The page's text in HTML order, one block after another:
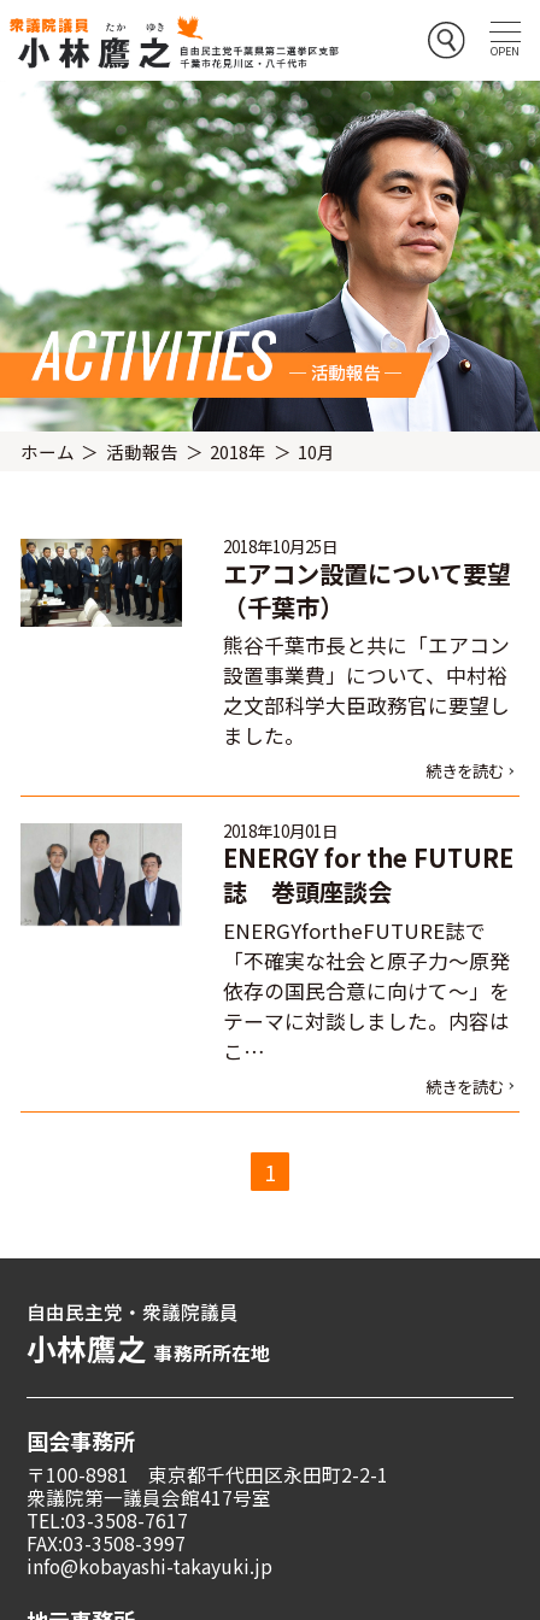
ホーム 活動報告 2018年 10月
2018年10月25日
エアコン設置について要望
（千葉市）
熊谷千葉市長と共に「エアコン
設置事業費」について、中村裕
之文部科学大臣政務官に要望し
ました。
続きを読む
2018年10月01日
ENERGY for the FUTURE
誌 巻頭座談会
ENERGYfortheFUTURE誌で
「不確実な社会と原子力～原発
依存の国民合意に向けて～」を
テーマに対談しました。内容は
こ…
続きを読む
1
自由民主党・衆議院議員
小林鷹之事務所所在地
国会事務所
〒100-8981 東京都千代田区永田町2-2-1
衆議院第一議員会館417号室
TEL:03-3508-7617
FAX:03-3508-3997
info@kobayashi-takayuki.jp